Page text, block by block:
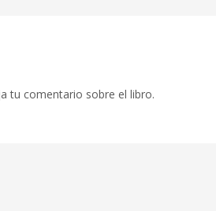
tu comentario sobre el libro.